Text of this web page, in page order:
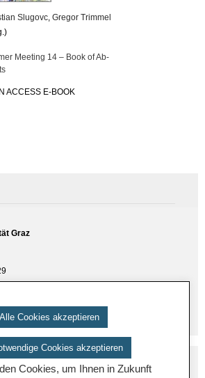
Slugo­vc, Gre­gor Trim­mel
Mee­ting 14 – Book of Ab­
AC­CESS E-BOOK
Graz
Alle Cookies akzeptieren
Cookies akzeptieren
Cookies, um Ihnen in Zukunft